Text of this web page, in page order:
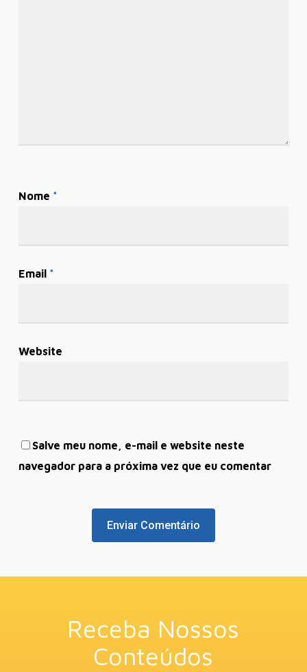
Nome *
Email *
Website
Salve meu nome, e-mail e website neste
navegador para a próxima vez que eu comentar
Receba Nossos
Conteúdos